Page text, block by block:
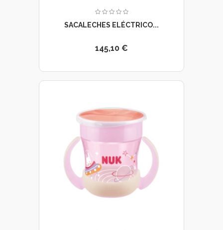
SACALECHES ELÉCTRICO...
145,10 €